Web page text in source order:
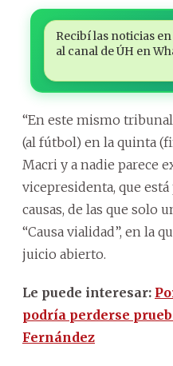
Recibí las noticias
al canal de ÚH en
“En este mismo
(al fútbol) en la quinta
Macri y a nadie parece
vicepresidenta, que
causas, de las que solo
“Causa vialidad”, en la
juicio abierto.
Le puede interesar:
podría perderse
Fernández